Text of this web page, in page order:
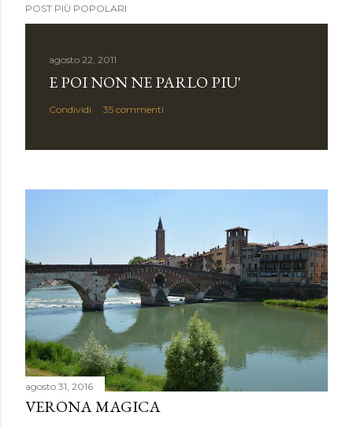
POST PIÙ POPOLARI
agosto 22, 2011
E POI NON NE PARLO PIU'
Condividi 35 commenti
agosto 31, 2016
VERONA MAGICA